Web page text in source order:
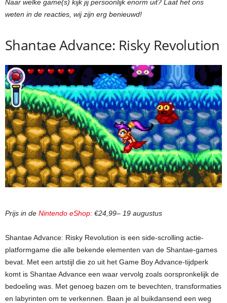
Naar welke game(s) kijk jij persoonlijk enorm uit? Laat het ons
weten in de reacties, wij zijn erg benieuwd!
Shantae Advance: Risky Revolution
Prijs in de Nintendo eShop: €24,99– 19 augustus
Shantae Advance: Risky Revolution is een side-scrolling actie-
platformgame die alle bekende elementen van de Shantae-games
bevat. Met een artstijl die zo uit het Game Boy Advance-tijdperk
komt is Shantae Advance een waar vervolg zoals oorspronkelijk de
bedoeling was. Met genoeg bazen om te bevechten, transformaties
en labyrinten om te verkennen. Baan je al buikdansend een weg